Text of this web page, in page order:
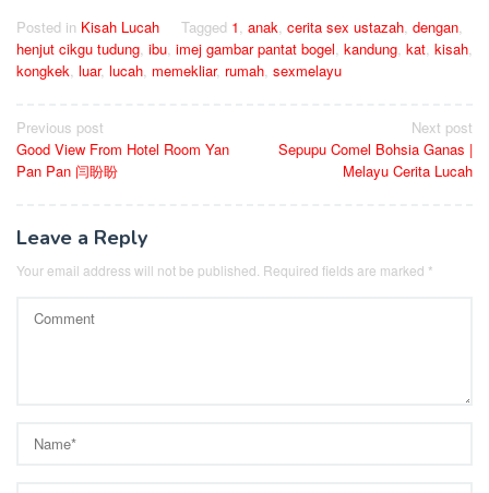
Posted in Kisah Lucah Tagged 1, anak, cerita sex ustazah, dengan,
henjut cikgu tudung, ibu, imej gambar pantat bogel, kandung, kat, kisah,
kongkek, luar, lucah, memekliar, rumah, sexmelayu
Post
navigation
Previous post
Good View From Hotel Room Yan
Pan Pan 闫盼盼
Next post
Sepupu Comel Bohsia Ganas |
Melayu Cerita Lucah
Leave a Reply
Your email address will not be published. Required fields are marked *